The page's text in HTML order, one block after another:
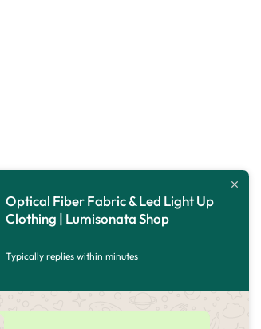
Optical Fiber Fabric & Led Light Up
Clothing | Lumisonata Shop
Typically replies within minutes